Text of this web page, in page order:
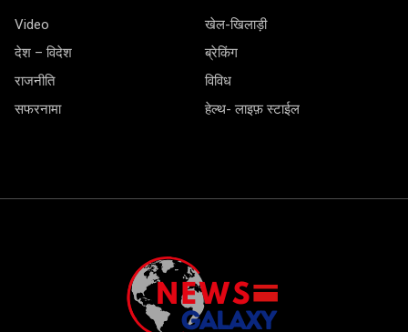
Video
खेल-खिलाड़ी
देश – विदेश
ब्रेकिंग
राजनीति
विविध
सफरनामा
हेल्थ- लाइफ़ स्टाईल